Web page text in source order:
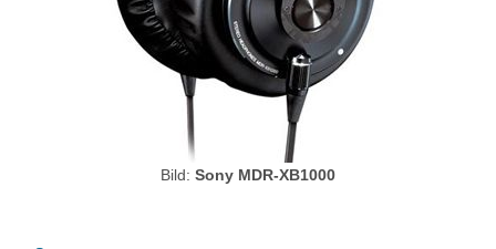
Bild: Sony MDR-XB1000